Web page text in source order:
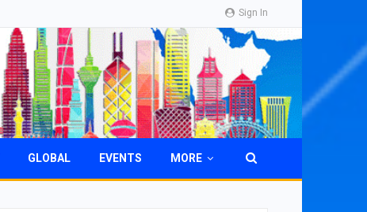
Sign In
GLOBAL EVENTS MORE